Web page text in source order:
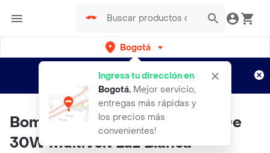
Bogotá
Ingresa tu dirección en
Bogotá. Mejor servicio,
entregas más rápidas y
los precios más
convenientes!
envíos gratis por semanas
Aplican TyC
Bombillo Led Santa Blanca T7 De
30W Multivolt Luz Blanca